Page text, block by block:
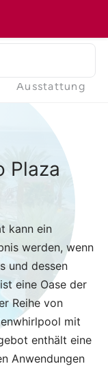
Ausstattung
Plaza
kann ein
werden, wenn
und dessen
eine Oase der
Reihe von
mit
enthält eine
Anwendungen